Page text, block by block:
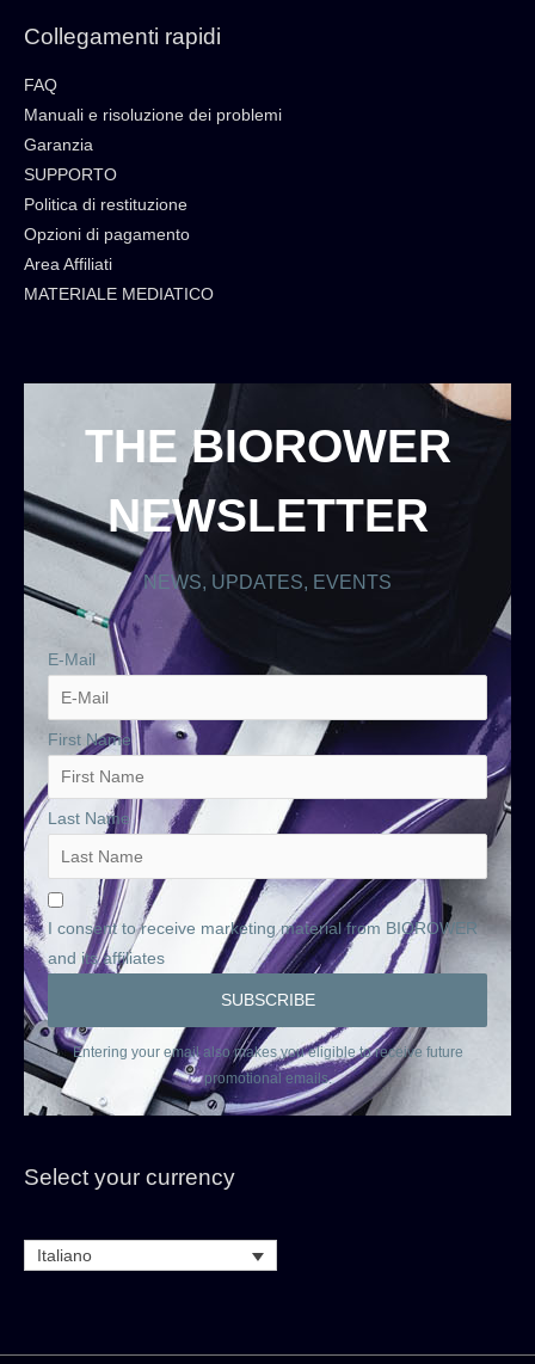
Collegamenti rapidi
FAQ
Manuali e risoluzione dei problemi
Garanzia
SUPPORTO
Politica di restituzione
Opzioni di pagamento
Area Affiliati
MATERIALE MEDIATICO
THE BIOROWER
NEWSLETTER
NEWS, UPDATES, EVENTS
E-Mail
First Name
Last Name
I consent to receive marketing material from BIOROWER
and its affiliates
Entering your email also makes you eligible to receive future
promotional emails.
Select your currency
Italiano